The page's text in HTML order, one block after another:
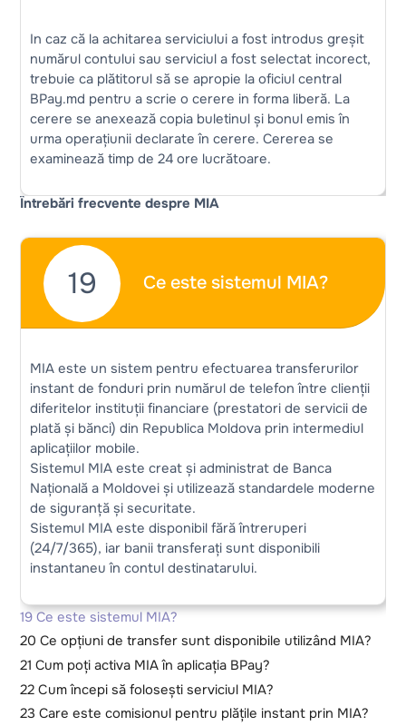
In caz că la achitarea serviciului a fost introdus greșit
numărul contului sau serviciul a fost selectat incorect,
trebuie ca plătitorul să se apropie la oficiul central
BPay.md pentru a scrie o cerere in forma liberă. La
cerere se anexează copia buletinul și bonul emis în
urma operațiunii declarate în cerere. Cererea se
examinează timp de 24 ore lucrătoare.
Întrebări frecvente despre MIA
19 Ce este sistemul MIA?
MIA este un sistem pentru efectuarea transferurilor
instant de fonduri prin numărul de telefon între clienții
diferitelor instituții financiare (prestatori de servicii de
plată și bănci) din Republica Moldova prin intermediul
aplicațiilor mobile.
Sistemul MIA este creat și administrat de Banca
Națională a Moldovei și utilizează standardele moderne
de siguranță și securitate.
Sistemul MIA este disponibil fără întreruperi
(24/7/365), iar banii transferați sunt disponibili
instantaneu în contul destinatarului.
19 Ce este sistemul MIA?
20 Ce opțiuni de transfer sunt disponibile utilizând MIA?
21 Cum poți activa MIA în aplicația BPay?
22 Сum începi să folosești serviciul MIA?
23 Care este comisionul pentru plățile instant prin MIA?